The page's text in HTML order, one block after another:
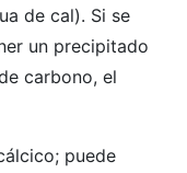
de cal). Si se
un precipitado
carbono, el
puede